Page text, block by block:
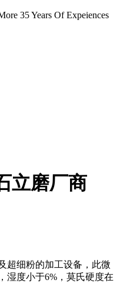
35 Years Of Expeiences
立磨厂商
超细粉的加工设备，此微
湿度小于6%，莫氏硬度在